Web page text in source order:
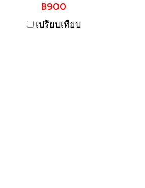
฿900
เปรียบเทียบ